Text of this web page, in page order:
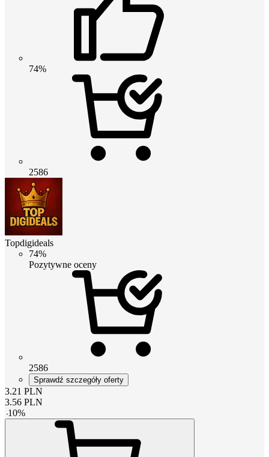
74%
2586
Topdigideals
74%
Pozytywne oceny
2586
Sprawdź szczegóły oferty
3.21 PLN
3.56 PLN
-10%